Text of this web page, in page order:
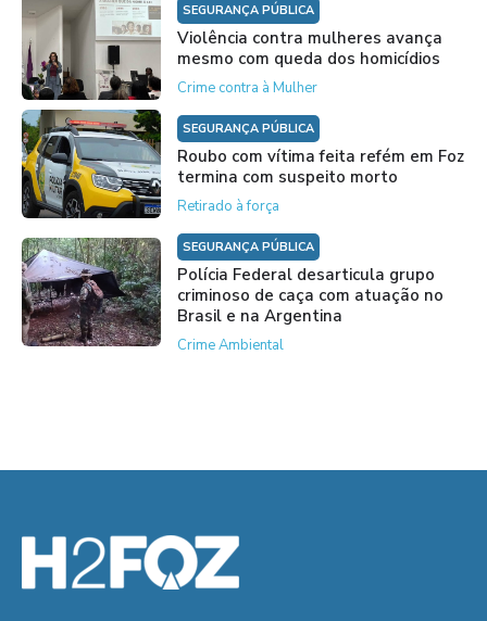
SEGURANÇA PÚBLICA
Violência contra mulheres avança
mesmo com queda dos homicídios
Crime contra à Mulher
SEGURANÇA PÚBLICA
Roubo com vítima feita refém em Foz
termina com suspeito morto
Retirado à força
SEGURANÇA PÚBLICA
Polícia Federal desarticula grupo
criminoso de caça com atuação no
Brasil e na Argentina
Crime Ambiental